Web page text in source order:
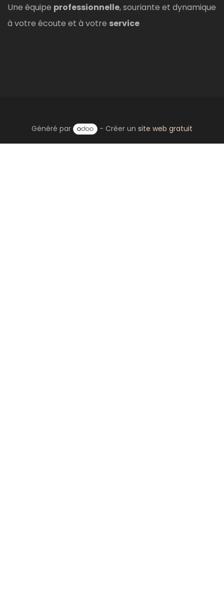
Une équipe professionnelle, souriante et dynamique
à votre écoute et à votre service
Généré par - Créer un site web gratuit